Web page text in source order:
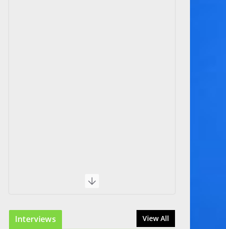
Interviews View All